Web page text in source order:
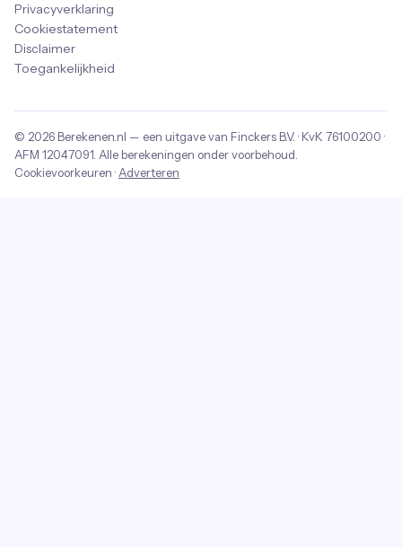
Privacyverklaring
Cookiestatement
Disclaimer
Toegankelijkheid
© 2026 Berekenen.nl — een uitgave van Finckers B.V. · KvK 76100200 ·
AFM 12047091. Alle berekeningen onder voorbehoud.
Cookievoorkeuren ·Adverteren